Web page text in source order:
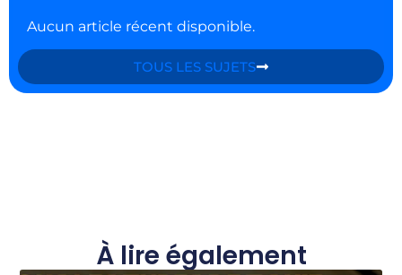
Aucun article récent disponible.
TOUS LES SUJETS
À lire également